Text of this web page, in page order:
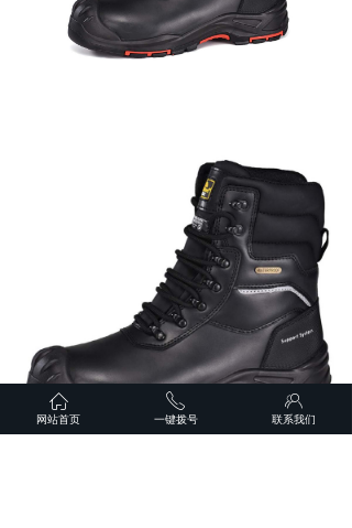
ꀇ
网站首页
ꂅ
一键拨号
ꁘ
联系我们